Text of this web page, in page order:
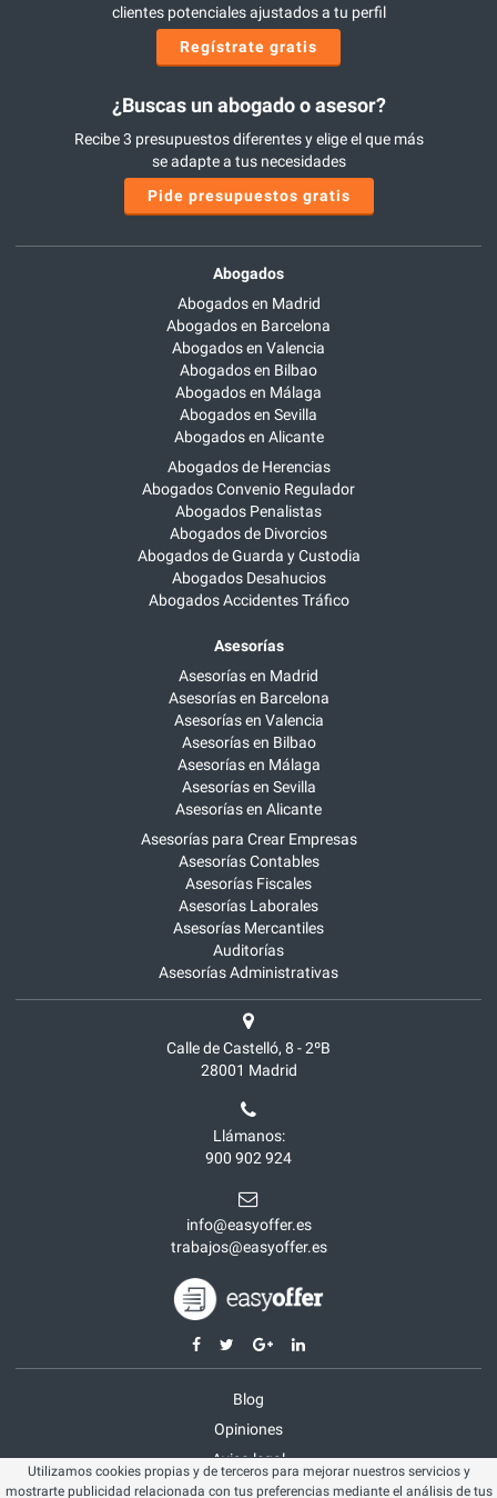
clientes potenciales ajustados a tu perfil
Regístrate gratis
¿Buscas un abogado o asesor?
Recibe 3 presupuestos diferentes y elige el que más
se adapte a tus necesidades
Pide presupuestos gratis
Abogados
Abogados en Madrid
Abogados en Barcelona
Abogados en Valencia
Abogados en Bilbao
Abogados en Málaga
Abogados en Sevilla
Abogados en Alicante
Abogados de Herencias
Abogados Convenio Regulador
Abogados Penalistas
Abogados de Divorcios
Abogados de Guarda y Custodia
Abogados Desahucios
Abogados Accidentes Tráfico
Asesorías
Asesorías en Madrid
Asesorías en Barcelona
Asesorías en Valencia
Asesorías en Bilbao
Asesorías en Málaga
Asesorías en Sevilla
Asesorías en Alicante
Asesorías para Crear Empresas
Asesorías Contables
Asesorías Fiscales
Asesorías Laborales
Asesorías Mercantiles
Auditorías
Asesorías Administrativas
Calle de Castelló, 8 - 2ºB
28001 Madrid
Llámanos:
900 902 924
info@easyoffer.es
trabajos@easyoffer.es
Blog
Opiniones
Aviso legal
Política cookies
Utilizamos cookies propias y de terceros para mejorar nuestros servicios y
mostrarte publicidad relacionada con tus preferencias mediante el análisis de tus